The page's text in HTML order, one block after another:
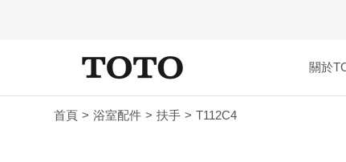
關於
首頁 浴室配件 扶手 T112C4